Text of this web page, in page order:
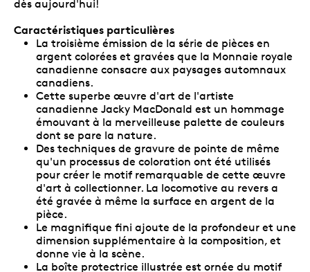
dès aujourd'hui!
Caractéristiques particulières
La troisième émission de la série de pièces en
argent colorées et gravées que la Monnaie royale
canadienne consacre aux paysages automnaux
canadiens.
Cette superbe œuvre d'art de l'artiste
canadienne Jacky MacDonald est un hommage
émouvant à la merveilleuse palette de couleurs
dont se pare la nature.
Des techniques de gravure de pointe de même
qu'un processus de coloration ont été utilisés
pour créer le motif remarquable de cette œuvre
d'art à collectionner. La locomotive au revers a
été gravée à même la surface en argent de la
pièce.
Le magnifique fini ajoute de la profondeur et une
dimension supplémentaire à la composition, et
donne vie à la scène.
La boîte protectrice illustrée est ornée du motif